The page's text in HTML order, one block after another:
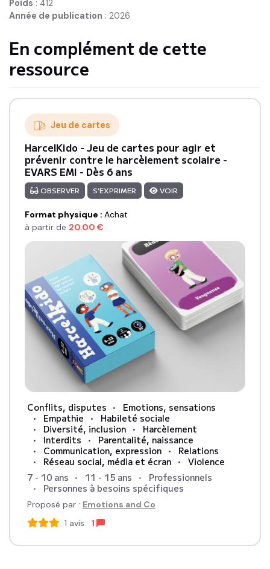
Poids : 412
Année de publication : 2026
En complément de cette
ressource
Jeu de cartes
HarcelKido - Jeu de cartes pour agir et
prévenir contre le harcèlement scolaire -
EVARS EMI - Dès 6 ans
OBSERVER S'EXPRIMER VOIR
Format physique : Achat
à partir de 20.00 €
Conflits, disputes
Emotions, sensations
Empathie
Habileté sociale
Diversité, inclusion
Harcèlement
Interdits
Parentalité, naissance
Communication, expression
Relations
Réseau social, média et écran
Violence
7 - 10 ans
11 - 15 ans
Professionnels
Personnes à besoins spécifiques
Proposé par : Emotions and Co
1 avis 1